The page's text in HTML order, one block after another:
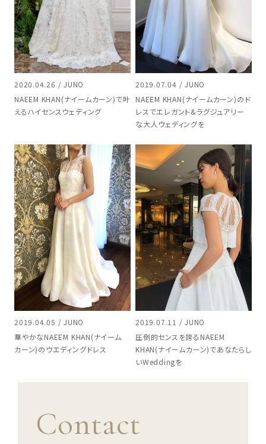
2020.04.26 / JUNO
NAEEM KHAN(ナイームカーン)で叶
えるハイセンスウェディング
2019.07.04 / JUNO
NAEEM KHAN(ナイームカーン)のド
レスでエレガント&ラグジュアリー
な大人ウェディングを
2019.04.05 / JUNO
華やかなNAEEM KHAN(ナイーム
カーン)のウエディングドレス
2019.07.11 / JUNO
圧倒的センスを誇るNAEEM
KHAN(ナイームカーン)であなたらし
いWeddingを
Contact